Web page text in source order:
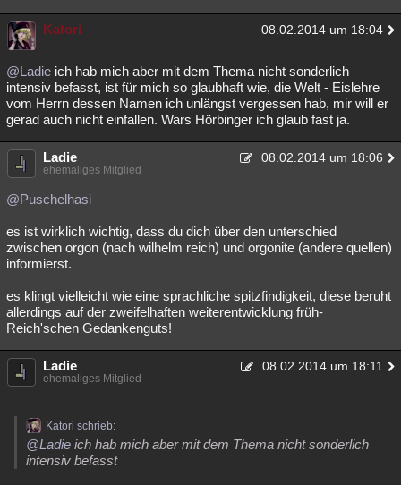
Katori 08.02.2014 um 18:04
@Ladie ich hab mich aber mit dem Thema nicht sonderlich
intensiv befasst, ist für mich so glaubhaft wie, die Welt - Eislehre
vom Herrn dessen Namen ich unlängst vergessen hab, mir will er
gerad auch nicht einfallen. Wars Hörbinger ich glaub fast ja.
Ladie 08.02.2014 um 18:06
ehemaliges Mitglied
@Puschelhasi
es ist wirklich wichtig, dass du dich über den unterschied
zwischen orgon (nach wilhelm reich) und orgonite (andere quellen)
informierst.
es klingt vielleicht wie eine sprachliche spitzfindigkeit, diese beruht
allerdings auf der zweifelhaften weiterentwicklung früh-
Reich'schen Gedankenguts!
Ladie 08.02.2014 um 18:11
ehemaliges Mitglied
Katori schrieb:
@Ladie ich hab mich aber mit dem Thema nicht sonderlich
intensiv befasst